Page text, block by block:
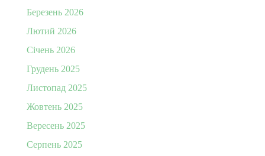
Березень 2026
Лютий 2026
Січень 2026
Грудень 2025
Листопад 2025
Жовтень 2025
Вересень 2025
Серпень 2025